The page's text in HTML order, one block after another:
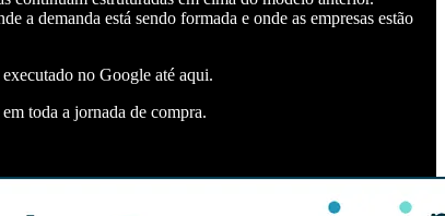
a demanda está sendo formada e onde as empresas estão
no Google até aqui.
toda a jornada de compra.